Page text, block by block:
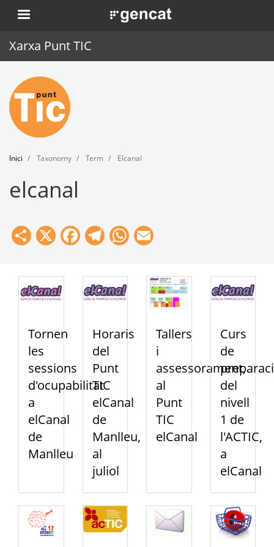
Vés
al
. Obre en una nova finestra.
Xarxa Punt TIC
Inici
Punt TIC
Actualitat
Agenda
Formació
Eines
Inici Taxonomy Term Elcanal
elcanal
Share
X Facebook
Telegram
WhatsApp
Tornen
les
sessions
d'ocupabilitat
a
elCanal
de
Manlleu
Horaris
del
Punt
TIC
elCanal
de
Manlleu,
al
juliol
Tallers
i
assessorament,
al
Punt
TIC
elCanal
Curs
de
del
nivell
1 de
l'ACTIC,
a
elCanal